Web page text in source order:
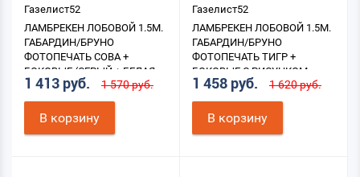
Газелист52
ЛАМБРЕКЕН ЛОБОВОЙ 1.5М.
ГАБАРДИН/БРУНО
ФОТОПЕЧАТЬ СОВА +
БОКОВЫЕ (СЕРЫЙ + БЕЛАЯ
БАХРОМА)
1 413 руб. 1 570 руб.
В корзину
Газелист52
ЛАМБРЕКЕН ЛОБОВОЙ 1.5М.
ГАБАРДИН/БРУНО
ФОТОПЕЧАТЬ ТИГР +
БОКОВЫЕ С РИСУНКОМ
(СЕРЫЙ + БЕЛАЯ БАХРОМА)
1 458 руб. 1 620 руб.
В корзину